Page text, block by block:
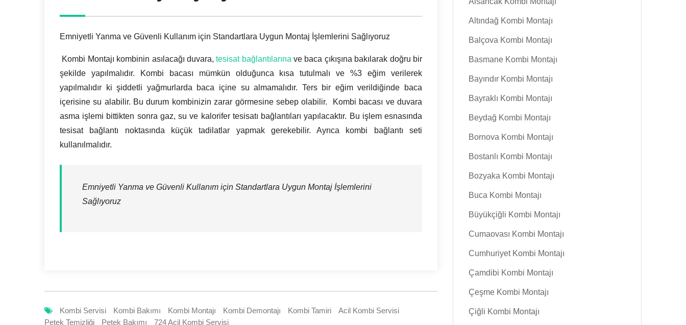
Emniyetli Yanma ve Güvenli Kullanım için Standartlara Uygun Montaj İşlemlerini Sağlıyoruz
Kombi Montajı kombinin asılacağı duvara,tesisat bağlantılarına ve baca çıkışına bakılarak doğru bir
şekilde yapılmalıdır. Kombi bacası mümkün olduğunca kısa tutulmalı ve %3 eğim verilerek
yapılmalıdır ki şiddetli yağmurlarda baca içine su almamalıdır. Ters bir eğim verildiğinde baca
içerisine su alabilir. Bu durum kombinizin zarar görmesine sebep olabilir. Kombi bacası ve duvara
asma işlemi bittikten sonra gaz, su ve kalorifer tesisatı bağlantıları yapılacaktır. Bu işlem esnasında
tesisat bağlantı noktasında küçük tadilatlar yapmak gerekebilir. Ayrıca kombi bağlantı seti
kullanılmalıdır.
Emniyetli Yanma ve Güvenli Kullanım için Standartlara Uygun Montaj İşlemlerini
Sağlıyoruz
Kombi Servisi Kombi Bakımı Kombi Montajı Kombi Demontajı Kombi Tamiri
Acil Kombi Servisi
Petek Temizliği
Petek Bakımı 724 Acil Kombi Servisi
Altındağ Kombi Montajı
Balçova Kombi Montajı
Basmane Kombi Montajı
Bayındır Kombi Montajı
Bayraklı Kombi Montajı
Beydağ Kombi Montajı
Bornova Kombi Montajı
Bostanlı Kombi Montajı
Bozyaka Kombi Montajı
Buca Kombi Montajı
Büyükçiğli Kombi Montajı
Cumaovası Kombi Montajı
Cumhuriyet Kombi Montajı
Çamdibi Kombi Montajı
Çeşme Kombi Montajı
Çiğli Kombi Montajı